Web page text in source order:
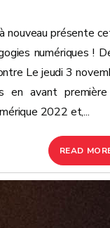
nouveau présente
numériques !
Le jeudi 3
en avant
2022 et,...
READ